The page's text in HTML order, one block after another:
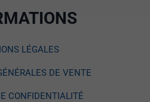
LÉGALES
DE VENTE
CONFIDENTIALITÉ